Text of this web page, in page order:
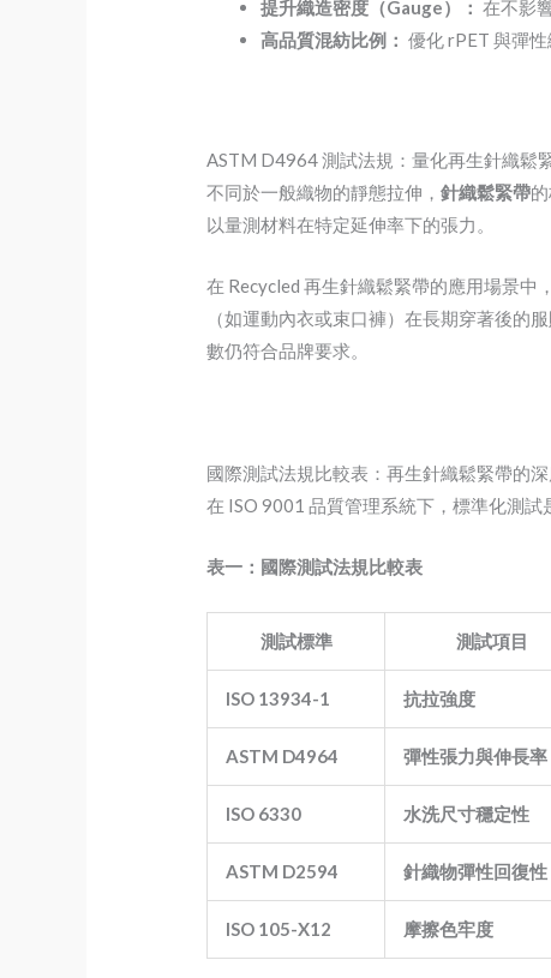
提升織造密度（Gauge）： 在不影
高品質混紡比例： 優化 rPET 與彈
ASTM D4964 測試法規：量化再生針織鬆
不同於一般織物的靜態拉伸，針織鬆緊帶
以量測材料在特定延伸率下的張力。
在 Recycled 再生針織鬆緊帶的應用場景
（如運動內衣或束口褲）在長期穿著後的
數仍符合品牌要求。
國際測試法規比較表：再生針織鬆緊帶的
在 ISO 9001 品質管理系統下，標準化測
表一：國際測試法規比較表
測試標準 測試項目
ISO 13934-1 抗拉強度
ASTM D4964 彈性張力與伸長率
ISO 6330 水洗尺寸穩定性
ASTM D2594 針織物彈性回復性
ISO 105-X12 摩擦色牢度